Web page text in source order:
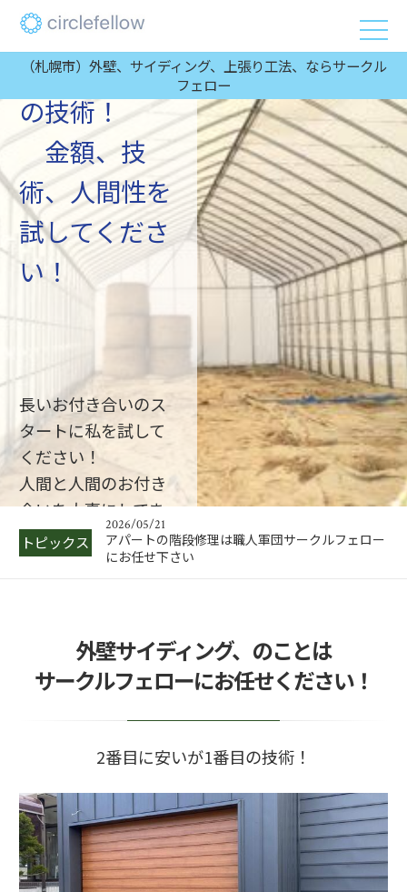
（札幌市）外壁、サイディング、上張り工法、ならサークル
フェロー
事）2番目に
安いが1番目
の技術！
金額、技
術、人間性を
試してくださ
い！
長いお付き合いのス
タートに私を試して
ください！
人間と人間のお付き
合いを大事にしてま
すトピックス
2025/06/01
鉄骨階段修理の必要性とその手順を解説
2026/05/22
今期に中川製作所を建てたい方！急げ
2026/05/21
アパートの階段修理は職人軍団サークルフェロー
にお任せ下さい
2025/06/02
札幌でのアパート鉄骨階段修理のポイント
鉄骨階段修理の必要性とその手順を解説
2026/05/22
外壁サイディング、のことは
サークルフェローにお任せください！
2番目に安いが1番目の技術！